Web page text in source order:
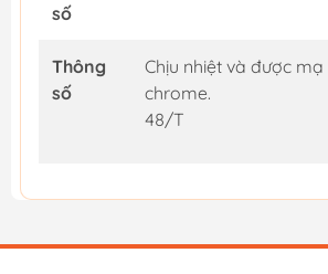
số
Thông
số
Chịu nhiệt và được
chrome.
48/T